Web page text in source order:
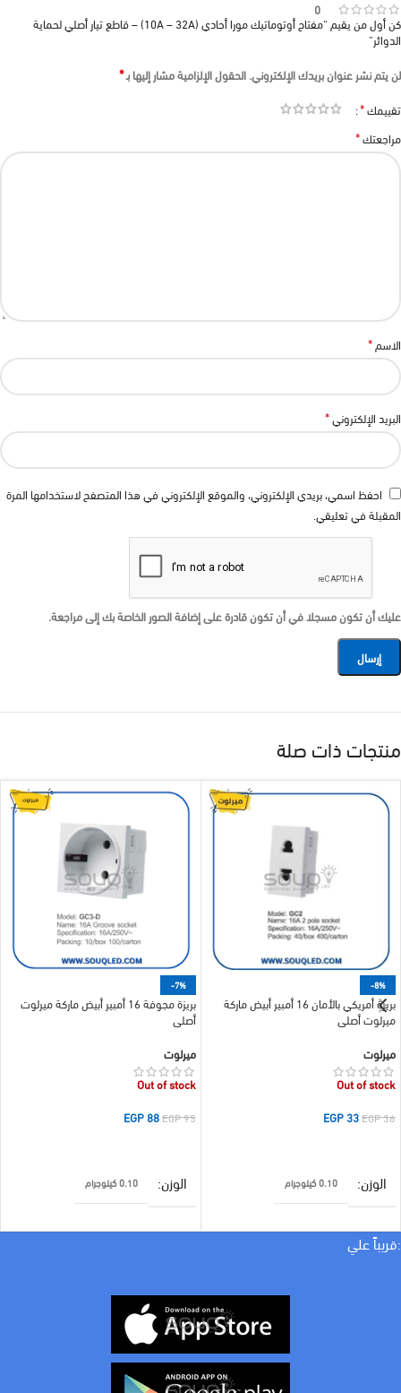
0
كن أول من يقيم “مفتاح أوتوماتيك مورا أحادي (10A – 32A) – قاطع تيار أصلي لحماية
الدوائر”
لن يتم نشر عنوان بريدك الإلكتروني.الحقول الإلزامية مشار إليها بـ*
تقييمك*
مراجعتك*
الاسم*
البريد الإلكتروني*
احفظ اسمي، بريدي الإلكتروني، والموقع الإلكتروني في هذا المتصفح لاستخدامها المرة
المقبلة في تعليقي.
عليك أن تكون مسجلا في أن تكون قادرة على إضافة الصور الخاصة بك إلى مراجعة.
منتجات ذات صلة
-8%
بريزة أمريكي بالأمان 16 أمبير أبيض ماركة
ميرلوت أصلي
ميرلوت
Out of stock
EGP36
EGP33
الوزن 0.10 كيلوجرام
براند ميرلوت
-7%
بريزة مجوفة 16 أمبير أبيض ماركة ميرلوت
أصلي
ميرلوت
Out of stock
EGP95
EGP88
الوزن 0.10 كيلوجرام
براند ميرلوت
امبير 16 A
:قريباً علي